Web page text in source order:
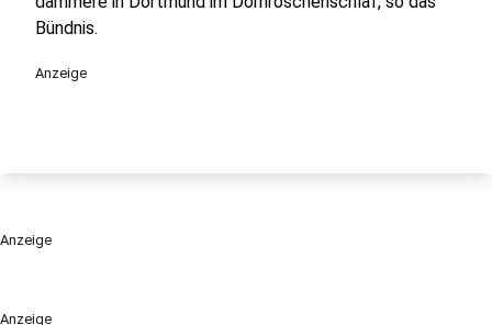
Anzeige
Bündnis.
Anzeige
Anzeige